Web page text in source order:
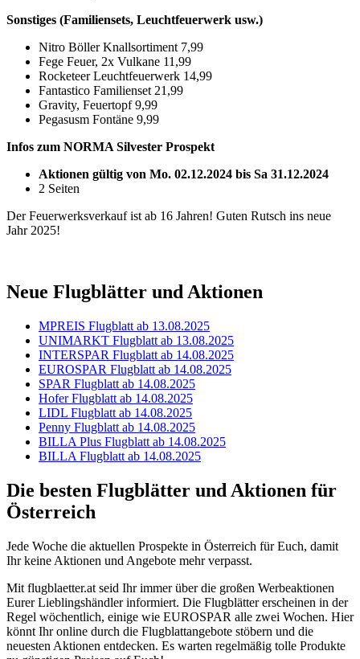
Sonstiges (Familiensets, Leuchtfeuerwerk usw.)
Nitro Böller Knallsortiment 7,99
Fege Feuer, 2x Vulkane 11,99
Rocketeer Leuchtfeuerwerk 14,99
Fantastico Familienset 21,99
Gravity, Feuertopf 9,99
Pegasusm Fontäne 9,99
Infos zum NORMA Silvester Prospekt
Aktionen gültig von Mo. 02.12.2024 bis Sa 31.12.2024
2 Seiten
Der Feuerwerksverkauf ist ab 16 Jahren! Guten Rutsch ins neue
Jahr 2025!
Neue Flugblätter und Aktionen
MPREIS Flugblatt ab 13.08.2025
UNIMARKT Flugblatt ab 13.08.2025
INTERSPAR Flugblatt ab 14.08.2025
EUROSPAR Flugblatt ab 14.08.2025
SPAR Flugblatt ab 14.08.2025
Hofer Flugblatt ab 14.08.2025
LIDL Flugblatt ab 14.08.2025
Penny Flugblatt ab 14.08.2025
BILLA Plus Flugblatt ab 14.08.2025
BILLA Flugblatt ab 14.08.2025
Die besten Flugblätter und Aktionen für
Österreich
Jede Woche die aktuellen Prospekte in Österreich für Euch, damit
Ihr keine Aktionen und Angebote mehr verpasst.
Mit flugblaetter.at seid Ihr immer über die großen Werbeaktionen
Eurer Lieblingshändler informiert. Die Flugblätter erscheinen in der
Regel wöchentlich, einige wie EUROSPAR alle zwei Wochen. Hier
könnt Ihr online durch die Flugblattangebote stöbern und die
neuesten Aktionen entdecken. Es warten regelmäßig tolle Produkte